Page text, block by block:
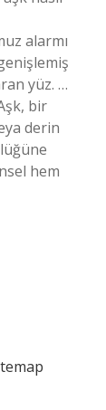
alarmı
yüz. …
bir
derin
hem